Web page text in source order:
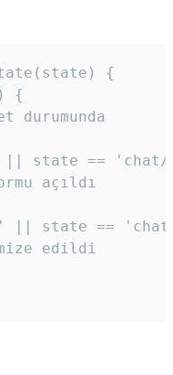
{
{
durumunda
state ==
açıldı
|| state ==
edildi